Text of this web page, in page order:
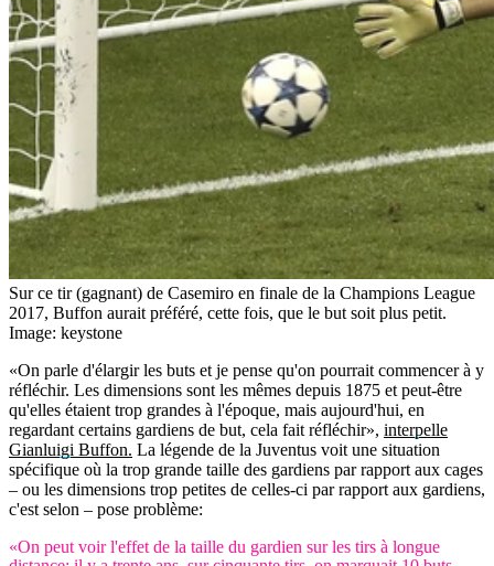
Sur ce tir (gagnant) de Casemiro en finale de la Champions League
2017, Buffon aurait préféré, cette fois, que le but soit plus petit.
Image: keystone
«On parle d'élargir les buts et je pense qu'on pourrait commencer à y
réfléchir. Les dimensions sont les mêmes depuis 1875 et peut-être
qu'elles étaient trop grandes à l'époque, mais aujourd'hui, en
regardant certains gardiens de but, cela fait réfléchir», interpelle
Gianluigi Buffon. La légende de la Juventus voit une situation
spécifique où la trop grande taille des gardiens par rapport aux cages
– ou les dimensions trop petites de celles-ci par rapport aux gardiens,
c'est selon – pose problème:
«On peut voir l'effet de la taille du gardien sur les tirs à longue